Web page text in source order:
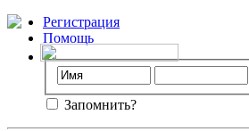
Регистрация
Помощь
Запомнить?